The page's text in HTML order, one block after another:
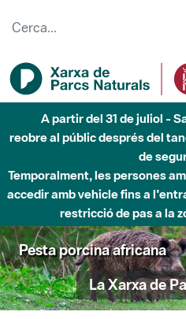
A partir del 31 de juliol -
reobre al públic després del
de
Temporalment, les persones
accedir amb vehicle fins a
restricció de pas a la
Pesta porcina africana
La Xarxa de